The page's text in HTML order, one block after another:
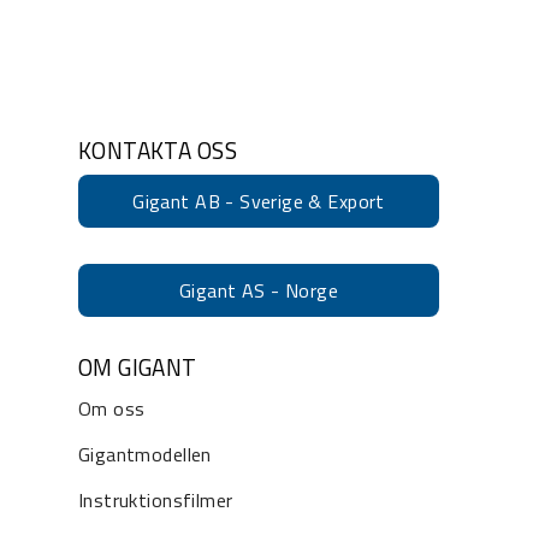
KONTAKTA OSS
Gigant AB - Sverige & Export
Gigant AS - Norge
OM GIGANT
Om oss
Gigantmodellen
Instruktionsfilmer